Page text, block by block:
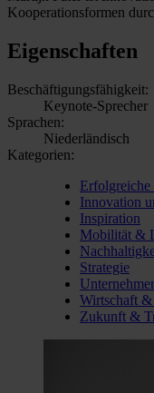
Kooperationsformen
Eigenschaften
Beschäftigungsfähigkeit:
Keynote-Sprecher
Sprachen:
Niederländisch
Kategorien:
Erfolgreiche
Innovation
Inspiration
Mobilität &
Strategie
Wirtschaft &
Zukunft &